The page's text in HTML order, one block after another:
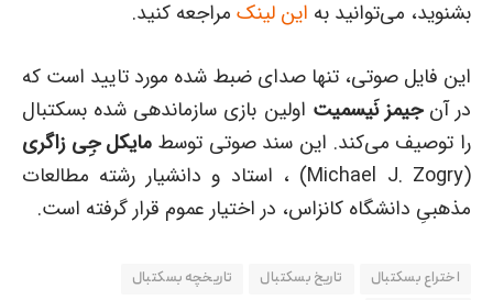
بشنوید، می‌توانید به این لینک مراجعه کنید.
این فایل صوتی، تنها صدای ضبط شده مورد تایید است که
در آنجیمز نَیسمیت اولین بازی سازماندهی شده بسکتبال
را توصیف می‌کند. این سند صوتی توسط مایکل جِی زاگری
(Michael J. Zogry) ، استاد و دانشیار رشته مطالعات
مذهبیِ دانشگاه کانزاس، در اختیار عموم قرار گرفته است.
اختراع بسکتبال تاریخ بسکتبال
تاریخچه بسکتبال